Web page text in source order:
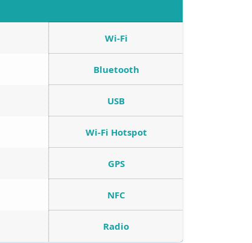
Wi-Fi
Bluetooth
USB
Wi-Fi Hotspot
GPS
NFC
Radio